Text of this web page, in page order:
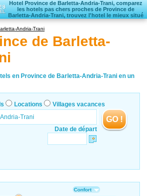
Hotel Province de Barletta-Andria-Trani, comparez
les hotels pas chers proches de Province de
Barletta-Andria-Trani, trouvez l'hotel le mieux situé
Hôtels
Locations vacances
Villages vacances
Andria-Trani
de Barletta-
en Province de Barletta-Andria-Trani en un
Locations Villages vacances
Date de départ
GO !
Confort